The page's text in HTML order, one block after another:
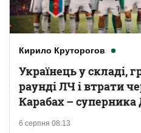
Кирило Круторогов
6 серпня 08:13
Українець у складі,
раунді ЛЧ і втрати
Карабах –